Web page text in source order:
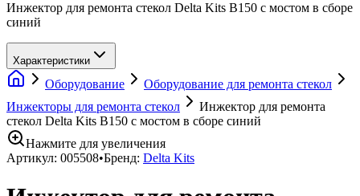
Инжектор для ремонта стекол Delta Kits B150 с мостом в сборе
синий
Характеристики
Оборудование
Оборудование для ремонта стекол
Инжекторы для ремонта стекол
Инжектор для ремонта
стекол Delta Kits B150 с мостом в сборе синий
Нажмите для увеличения
Артикул: 005508•Бренд: Delta Kits